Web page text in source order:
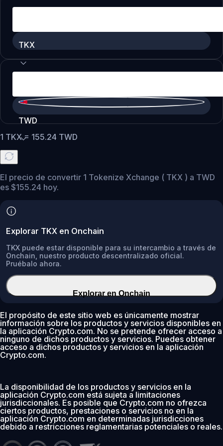
TKX
TWD
1 TKX= 155.24 TWD
El precio de convertir 1 Tokenize Xchange ( TKX ) a TWD
es $155.24 hoy.
Explorar TKX en Onchain
TKX puede estar disponible para su intercambio a través de
Onchain, nuestro producto descentralizado oficial.
Pruébalo ahora.
Explorar en Onchain
El propósito de este sitio web es únicamente mostrar
información sobre los productos y servicios disponibles en
la aplicación Crypto.com. No se pretende ofrecer acceso a
ninguno de dichos productos y servicios. Puedes obtener
acceso a dichos productos y servicios en la aplicación
Crypto.com.
La disponibilidad de los productos y servicios en la
aplicación Crypto.com está sujeta a limitaciones
jurisdiccionales. Es posible que Crypto.com no ofrezca
ciertos productos, prestaciones o servicios no en la
aplicación Crypto.com en determinadas jurisdicciones
debido a restricciones reglamentarias potenciales o reales.